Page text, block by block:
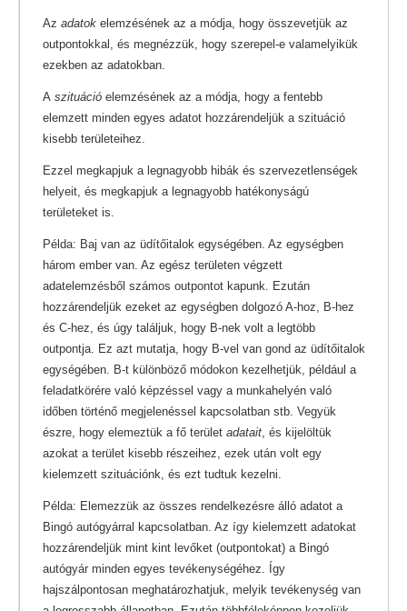
Az adatok elemzésének az a módja, hogy összevetjük az
outpontokkal, és megnézzük, hogy szerepel-e valamelyikük
ezekben az adatokban.
A szituáció elemzésének az a módja, hogy a fentebb
elemzett minden egyes adatot hozzárendeljük a szituáció
kisebb területeihez.
Ezzel megkapjuk a legnagyobb hibák és szervezetlenségek
helyeit, és megkapjuk a legnagyobb hatékonyságú
területeket is.
Példa: Baj van az üdítőitalok egységében. Az egységben
három ember van. Az egész területen végzett
adatelemzésből számos outpontot kapunk. Ezután
hozzárendeljük ezeket az egységben dolgozó A-hoz, B-hez
és C-hez, és úgy találjuk, hogy B-nek volt a legtöbb
outpontja. Ez azt mutatja, hogy B-vel van gond az üdítőitalok
egységében. B-t különböző módokon kezelhetjük, például a
feladatkörére való képzéssel vagy a munkahelyén való
időben történő megjelenéssel kapcsolatban stb. Vegyük
észre, hogy elemeztük a fő terület adatait , és kijelöltük
azokat a terület kisebb részeihez, ezek után volt egy
kielemzett szituációnk, és ezt tudtuk kezelni.
Példa: Elemezzük az összes rendelkezésre álló adatot a
Bingó autógyárral kapcsolatban. Az így kielemzett adatokat
hozzárendeljük mint kint levőket (outpontokat) a Bingó
autógyár minden egyes tevékenységéhez. Így
hajszálpontosan meghatározhatjuk, melyik tevékenység van